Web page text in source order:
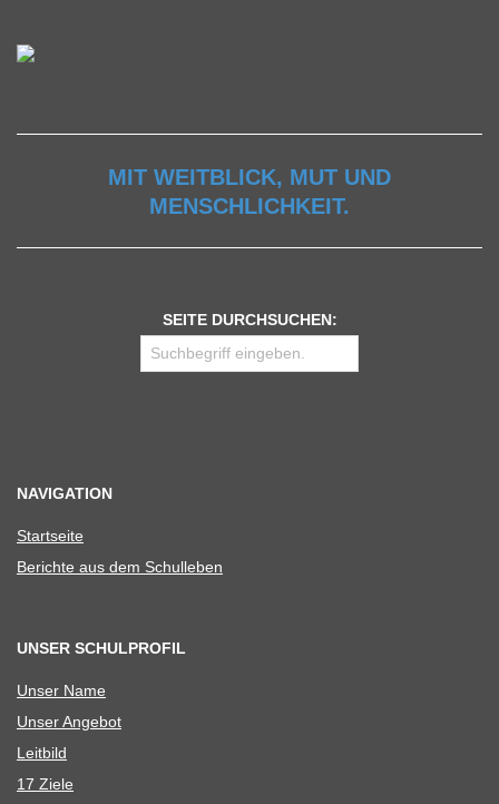
MIT WEITBLICK, MUT UND
MENSCHLICHKEIT.
SEITE DURCHSUCHEN:
NAVIGATION
Start­seite
Berichte aus dem Schulleben
UNSER SCHULPROFIL
Unser Name
Unser Ange­bot
Leit­bild
17 Ziele